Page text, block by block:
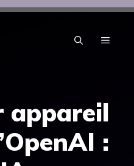
MENU
appareil
: